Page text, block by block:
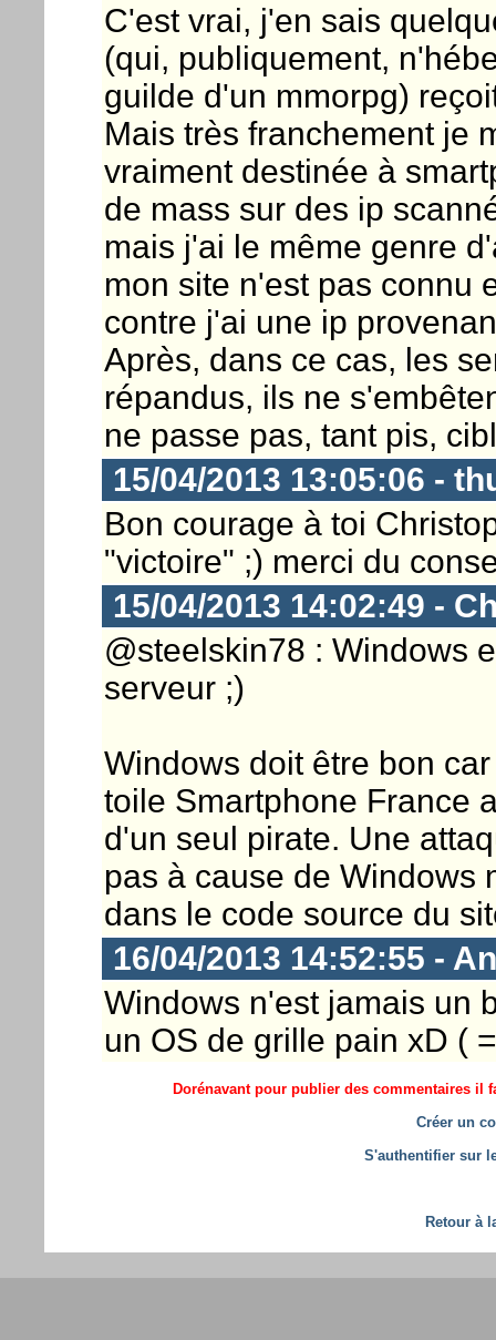
C'est vrai, j'en sais
(qui, publiquement,
guilde d'un mmorpg)
Mais très franchement je
vraiment destinée à
de mass sur des ip
mais j'ai le même genre
mon site n'est pas connu
contre j'ai une ip
Après, dans ce cas, les
répandus, ils ne
ne passe pas, tant pis,
15/04/2013 13:05:06 -
Bon courage à toi
"victoire" ;) merci du
15/04/2013 14:02:49 -
@steelskin78 : Windows
serveur ;)
Windows doit être bon
toile Smartphone France
d'un seul pirate. Une
pas à cause de Windows
dans le code source du
16/04/2013 14:52:55 -
Windows n'est jamais un
un OS de grille pain xD (
Dorénavant pour publier des commentaires il
Créer un
S'authentifier sur
Retour à